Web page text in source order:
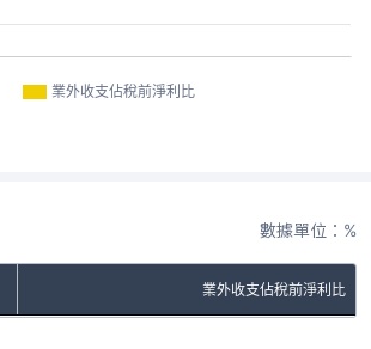
業外收支佔稅前淨利比
數據單位：%
業外收支佔稅前淨利比